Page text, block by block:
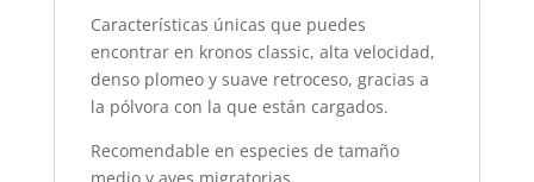
Características únicas que puedes
encontrar en kronos classic, alta velocidad,
denso plomeo y suave retroceso, gracias a
la pólvora con la que están cargados.
Recomendable en especies de tamaño